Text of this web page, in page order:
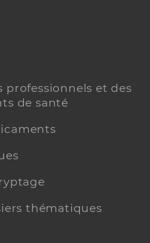
professionnels et des
de santé
thématiques